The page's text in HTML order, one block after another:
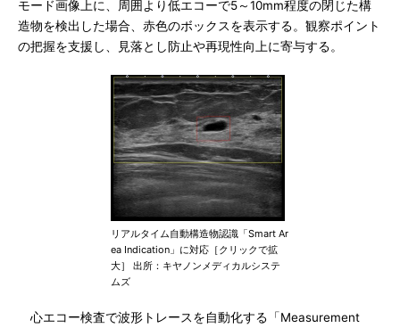
モード画像上に、周囲より低エコーで5～10mm程度の閉じた構
造物を検出した場合、赤色のボックスを表示する。観察ポイント
の把握を支援し、見落とし防止や再現性向上に寄与する。
リアルタイム自動構造物認識「Smart Ar
ea Indication」に対応［クリックで拡
大］ 出所：キヤノンメディカルシステ
ムズ
心エコー検査で波形トレースを自動化する「Measurement